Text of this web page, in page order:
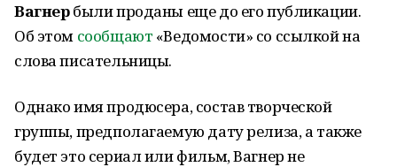
Вагнербыли проданы еще до его публикации.
Об этом сообщают «Ведомости» со ссылкой на
слова писательницы.
Однако имя продюсера, состав творческой
группы, предполагаемую дату релиза, а также
будет это сериал или фильм, Вагнер не